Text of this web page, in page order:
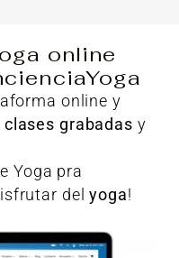
online
online y
clases grabadas y
Yoga pra
delyoga!